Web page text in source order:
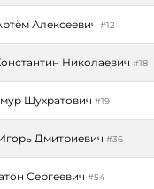
Алексеевич #12
Николаевич #18
Шухратович #19
Дмитриевич #36
Сергеевич #54